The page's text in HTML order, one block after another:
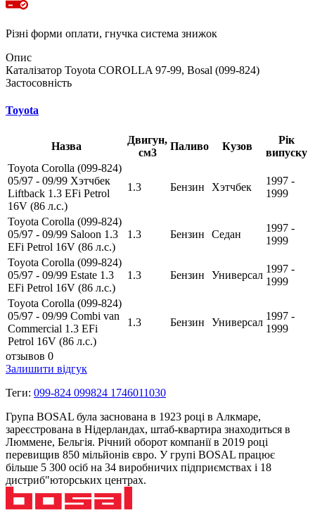
Різні форми оплати, гнучка система знижок
Опис
Каталізатор Toyota COROLLA 97-99, Bosal (099-824)
Застосовність
Toyota
Назва
Двигун,
см3
Паливо Кузов
Рік
випуску
Toyota Corolla (099-824)
05/97 - 09/99 Хэтчбек
Liftback 1.3 EFi Petrol
16V (86 л.с.)
1.3 Бензин Хэтчбек
1997 -
1999
Toyota Corolla (099-824)
05/97 - 09/99 Saloon 1.3
EFi Petrol 16V (86 л.с.)
1.3 Бензин Седан
1997 -
1999
Toyota Corolla (099-824)
05/97 - 09/99 Estate 1.3
EFi Petrol 16V (86 л.с.)
1.3 Бензин Универсал
1997 -
1999
Toyota Corolla (099-824)
05/97 - 09/99 Combi van
Commercial 1.3 EFi
Petrol 16V (86 л.с.)
1.3 Бензин Универсал
1997 -
1999
отзывов 0
Залишити відгук
Теги: 099-824 099824 1746011030
Група BOSAL була заснована в 1923 році в Алкмаре,
зареєстрована в Нідерландах, штаб-квартира знаходиться в
Люммене, Бельгія. Річний оборот компанії в 2019 році
перевищив 850 мільйонів євро. У групі BOSAL працює
більше 5 300 осіб на 34 виробничих підприємствах і 18
дистриб"юторських центрах.